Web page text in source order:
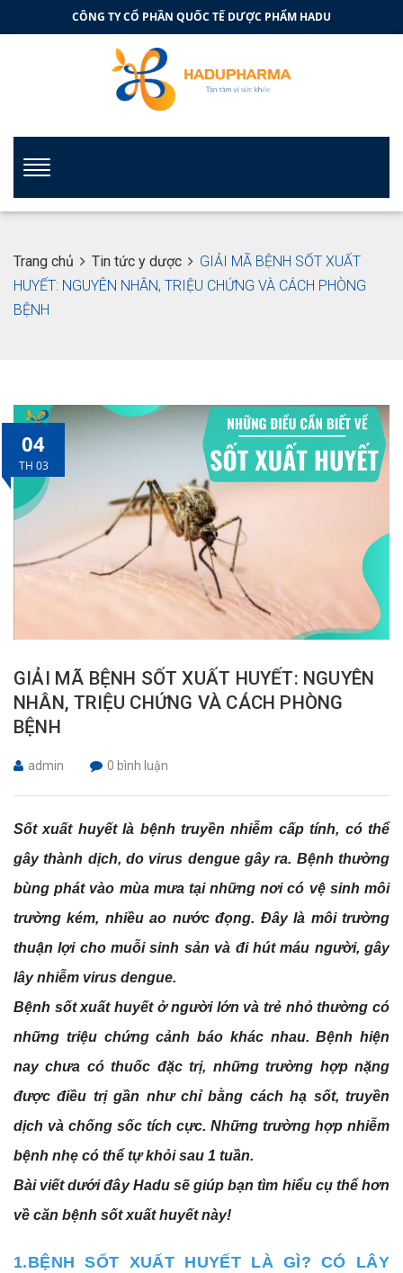
CÔNG TY CỔ PHẦN QUỐC TẾ DƯỢC PHẨM HADU
Trang chủ Tin tức y dược
GIẢI MÃ BỆNH SỐT XUẤT
HUYẾT: NGUYÊN NHÂN, TRIỆU CHỨNG VÀ CÁCH PHÒNG
BỆNH
04
TH 03
GIẢI MÃ BỆNH SỐT XUẤT HUYẾT: NGUYÊN
NHÂN, TRIỆU CHỨNG VÀ CÁCH PHÒNG
BỆNH
admin 0 bình luận
Sốt xuất huyết là bệnh truyền nhiễm cấp tính, có thể
gây thành dịch, do virus dengue gây ra. Bệnh thường
bùng phát vào mùa mưa tại những nơi có vệ sinh môi
trường kém, nhiều ao nước đọng. Đây là môi trường
thuận lợi cho muỗi sinh sản và đi hút máu người, gây
lây nhiễm virus dengue.
Bệnh sốt xuất huyết ở người lớn và trẻ nhỏ thường có
những triệu chứng cảnh báo khác nhau. Bệnh hiện
nay chưa có thuốc đặc trị, những trường hợp nặng
được điều trị gần như chỉ bằng cách hạ sốt, truyền
dịch và chống sốc tích cực. Những trường hợp nhiễm
bệnh nhẹ có thể tự khỏi sau 1 tuần.
Bài viết dưới đây Hadu sẽ giúp bạn tìm hiểu cụ thể hơn
về căn bệnh sốt xuất huyết này!
1.BỆNH SỐT XUẤT HUYẾT LÀ GÌ? CÓ LÂY